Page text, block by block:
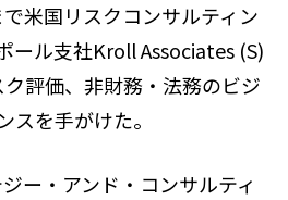
米国リスクコンサルティン
ール支社Kroll Associates (S)
評価、非財務・法務のビジ
スを手がけた。
ー・アンド・コンサルティ